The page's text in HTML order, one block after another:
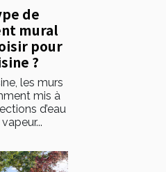
de
mural
pour
?
les murs
mis à
d’eau